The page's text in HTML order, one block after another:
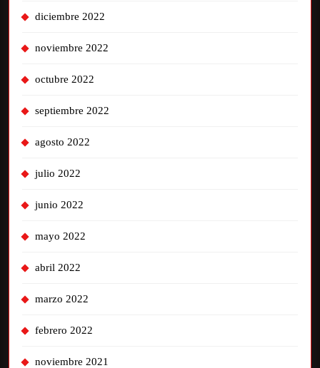
diciembre 2022
noviembre 2022
octubre 2022
septiembre 2022
agosto 2022
julio 2022
junio 2022
mayo 2022
abril 2022
marzo 2022
febrero 2022
noviembre 2021